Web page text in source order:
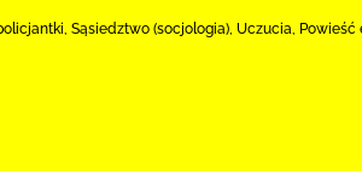
Sąsiedztwo (socjologia), Uczucia, Powieść